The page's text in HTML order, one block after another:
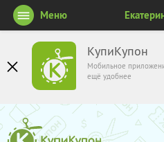
КупиКупон
Мобильное
ещё удобнее
Меню